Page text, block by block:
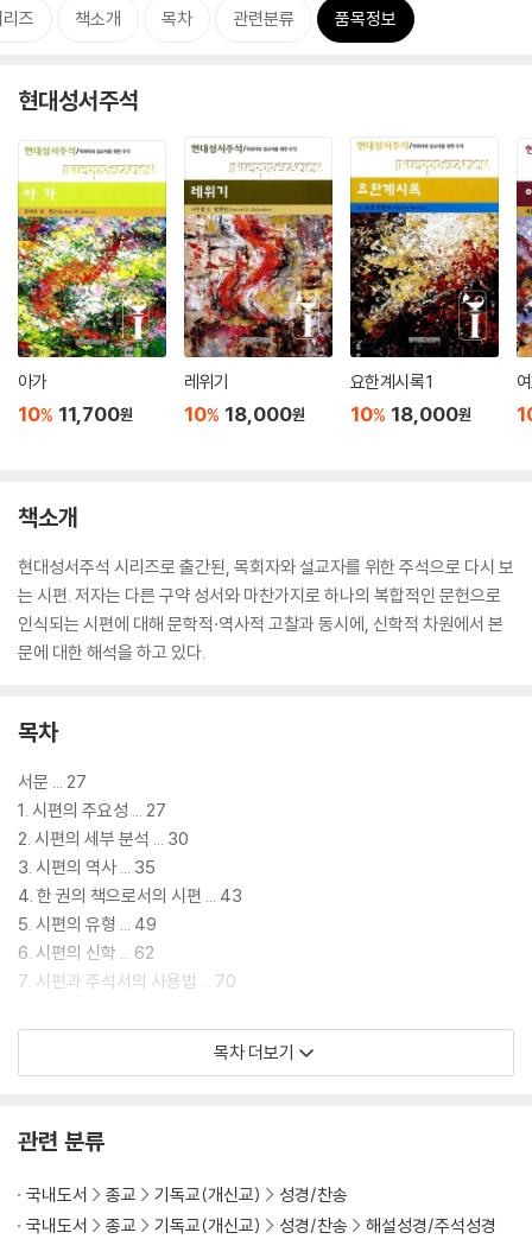
즈 책소개 목차 관련분류 품목정보
현대성서주석
아가
10% 11,700원
레위기
10% 18,000원
요한계시록 1
10% 18,000원
책소개
현대성서주석 시리즈로 출간된, 목회자와 설교자를 위한 주석으로 다시 보
는 시편. 저자는 다른 구약 성서와 마찬가지로 하나의 복합적인 문헌으로
인식되는 시편에 대해 문학적·역사적 고찰과 동시에, 신학적 차원에서 본
문에 대한 해석을 하고 있다.
목차
서문 ... 27
1. 시편의 주요성 ... 27
2. 시편의 세부 분석 ... 30
3. 시편의 역사 ... 35
4. 한 권의 책으로서의 시편 ... 43
5. 시편의 유형 ... 49
6. 시편의 신학 ... 62
7. 시편과 주석서의 사용법 ... 70
▶ 주석
시편 3편 내 대적이 많소이다 ... 90
시편 5편 나의 왕, 나의 하나님이여 ... 97
목차 더보기
관련 분류
국내도서 종교 기독교(개신교)
성경/찬송
국내도서
종교 기독교(개신교) 성경/찬송 해설성경/주석성경